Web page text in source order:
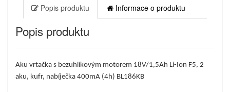
Popis produktu
Informace o produktu
Popis produktu
Aku vrtačka s bezuhlíkovým motorem 18V/1,5Ah Li-Ion F5, 2
aku, kufr, nabíječka 400mA (4h) BL186KB